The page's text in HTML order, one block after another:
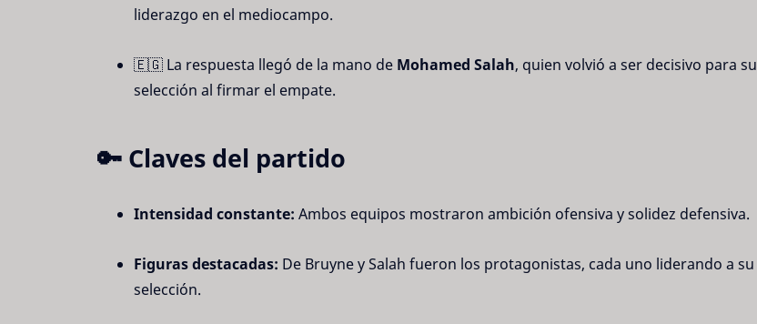
liderazgo en el mediocampo.
🇪🇬 La respuesta llegó de la mano de Mohamed Salah, quien volvió a ser decisivo para su
selección al firmar el empate.
🔑 Claves del partido
Intensidad constante: Ambos equipos mostraron ambición ofensiva y solidez defensiva.
Figuras destacadas: De Bruyne y Salah fueron los protagonistas, cada uno liderando a su
selección.